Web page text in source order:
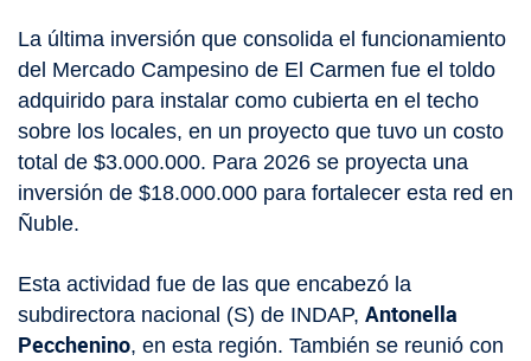
La última inversión que consolida el funcionamiento
del Mercado Campesino de El Carmen fue el toldo
adquirido para instalar como cubierta en el techo
sobre los locales, en un proyecto que tuvo un costo
total de $3.000.000. Para 2026 se proyecta una
inversión de $18.000.000 para fortalecer esta red en
Ñuble.
Esta actividad fue de las que encabezó la
subdirectora nacional (S) de INDAP, Antonella
Pecchenino, en esta región. También se reunió con